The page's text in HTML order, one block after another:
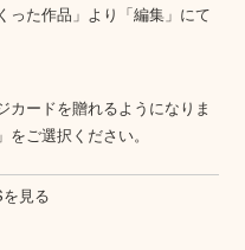
った作品」より「編集」にて
カードを贈れるようになりま
ご選択ください。
見る